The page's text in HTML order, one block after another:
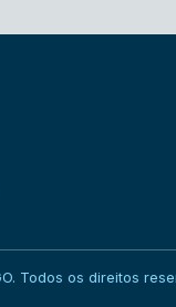
Todos os direitos